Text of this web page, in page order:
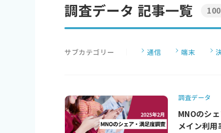
調査データ 記事一覧
サブカテゴリー 通信 端末
調査データ
MNOのシ
メイン利